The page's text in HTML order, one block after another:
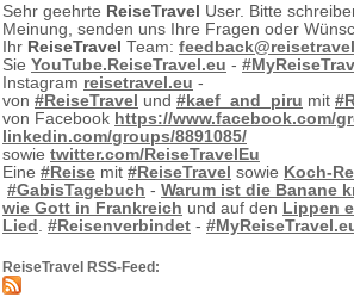
Sehr geehrte ReiseTravel User. Bitte
Meinung, senden uns Ihre Fragen oder
Ihr ReiseTravel Team:
Sie YouTube.ReiseTravel.eu -
Instagram reisetravel.eu -
von #ReiseTravel und #kaef_and_piru mit
von Facebook https://www.facebook.com/
linkedin.com/groups/8891085/
sowie twitter.com/ReiseTravelEu
Eine #Reise mit #ReiseTravel sowie Koch-
#GabisTagebuch - Warum ist die Banane
wie Gott in Frankreich und auf den Lippen
Lied #Reisenverbindet -
ReiseTravel RSS-Feed: